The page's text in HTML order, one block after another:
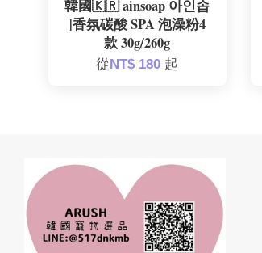
韓國🇰🇷 ainsoap 아인솝
|香氛碳酸 SPA 泡澡粉4
款 30g/260g
從 NT$ 180 起